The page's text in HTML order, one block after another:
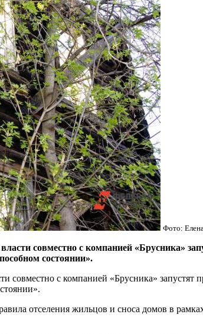
Фото:
совместно с компанией «Брусника»
состоянии».
с компанией «Брусника» запустят
отселения жильцов и сноса домов в